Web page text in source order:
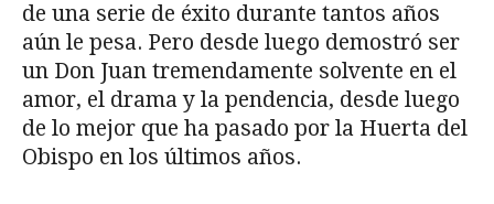
de una serie de éxito durante tantos años
aún le pesa. Pero desde luego demostró ser
un Don Juan tremendamente solvente en el
amor, el drama y la pendencia, desde luego
de lo mejor que ha pasado por la Huerta del
Obispo en los últimos años.